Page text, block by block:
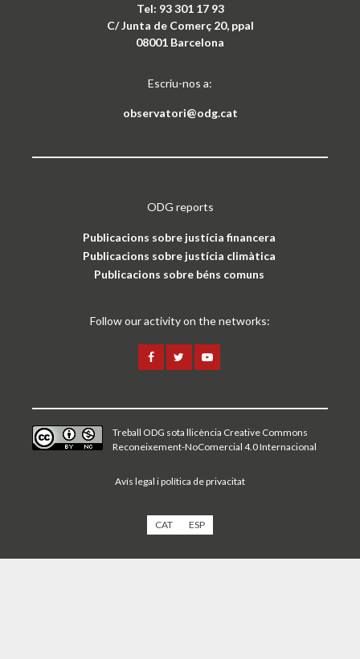
Tel: 93 301 17 93
C/ Junta de Comerç 20, ppal
08001 Barcelona
Escriu-nos a:
observatori@odg.cat
ODG reports
Publicacions sobre justícia financera
Publicacions sobre justícia climàtica
Publicacions sobre béns comuns
Follow our activity on the networks:
Treball ODG sota llicència Creative Commons
Reconeixement-NoComercial 4.0 Internacional
Avís legal i política de privacitat
CAT ESP